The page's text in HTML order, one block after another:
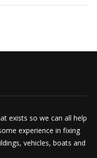
exists so we can all help
experience in fixing
vehicles, boats and